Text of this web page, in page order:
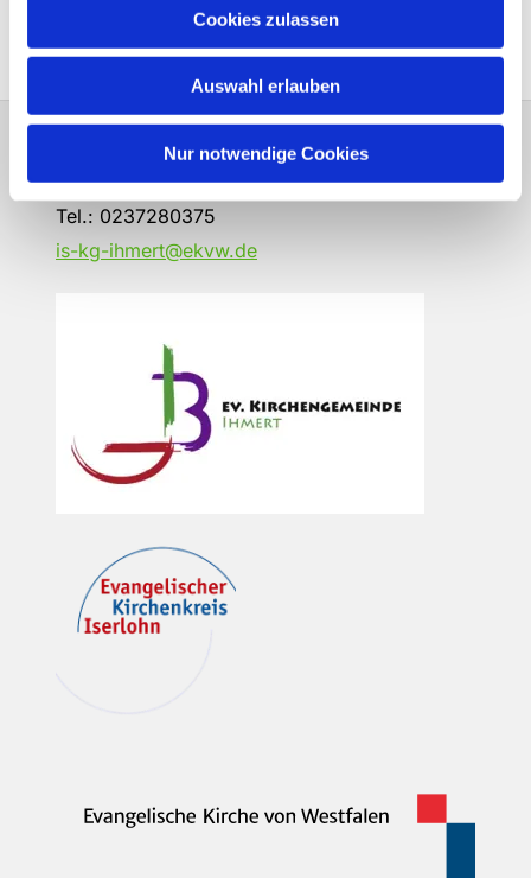
Cookies zulassen
Auswahl erlauben
Nur notwendige Cookies
Evangelische Kirchengemeinde Ihmert Ihmerter
Str. 218 58675 Hemer
Tel.: 0237280375
is-kg-ihmert@ekvw.de